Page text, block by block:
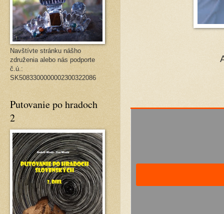
Navštívte stránku nášho
združenia alebo nás podporte
č.ú.:
SK5083300000002300322086
Putovanie po hradoch
2